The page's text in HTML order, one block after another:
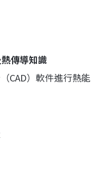
傳導知識
CAD）軟件進行熱能